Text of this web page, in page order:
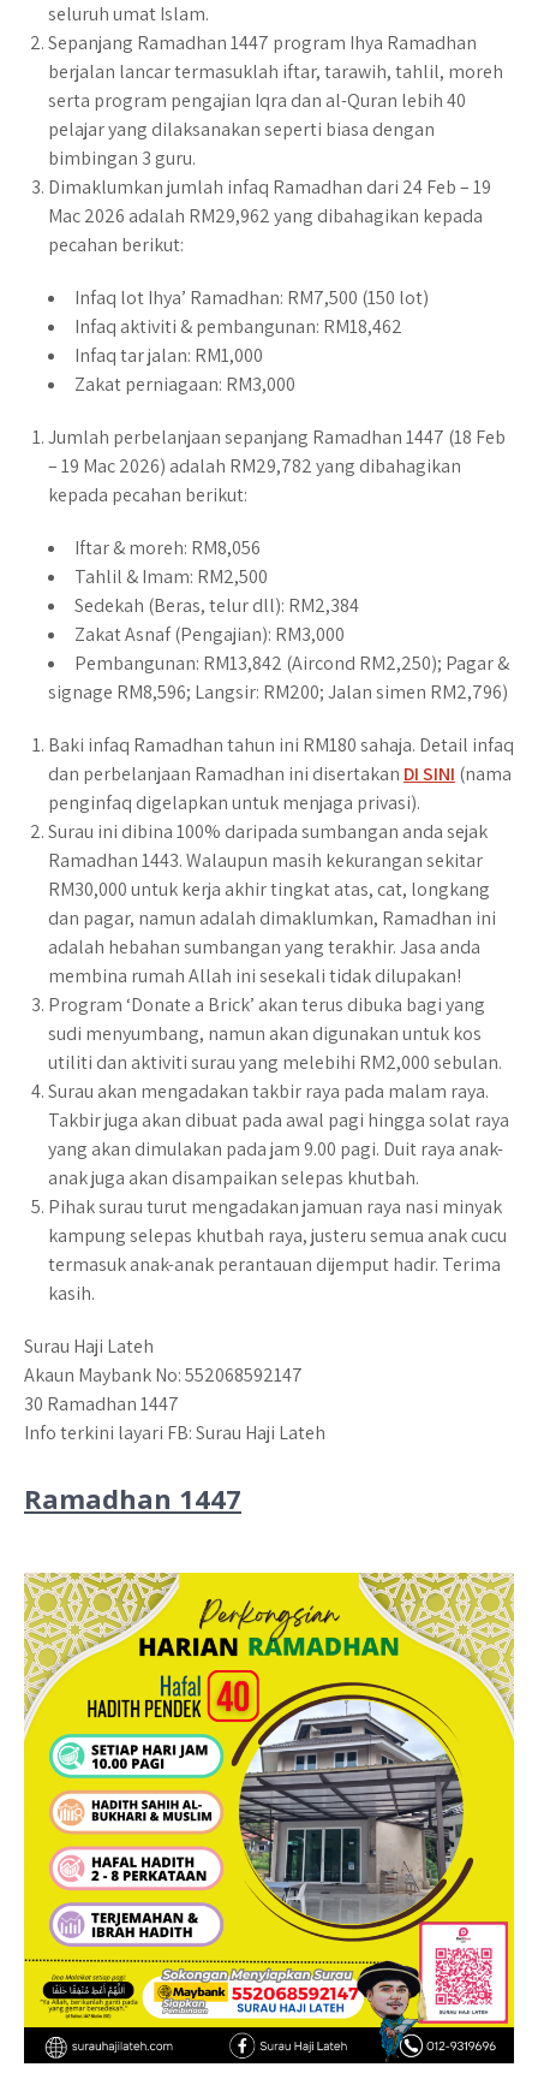
seluruh umat Islam.
Sepanjang Ramadhan 1447 program Ihya Ramadhan
berjalan lancar termasuklah iftar, tarawih, tahlil, moreh
serta program pengajian Iqra dan al-Quran lebih 40
pelajar yang dilaksanakan seperti biasa dengan
bimbingan 3 guru.
Dimaklumkan jumlah infaq Ramadhan dari 24 Feb – 19
Mac 2026 adalah RM29,962 yang dibahagikan kepada
pecahan berikut:
Infaq lot Ihya’ Ramadhan: RM7,500 (150 lot)
Infaq aktiviti & pembangunan: RM18,462
Infaq tar jalan: RM1,000
Zakat perniagaan: RM3,000
Jumlah perbelanjaan sepanjang Ramadhan 1447 (18 Feb
– 19 Mac 2026) adalah RM29,782 yang dibahagikan
kepada pecahan berikut:
Iftar & moreh: RM8,056
Tahlil & Imam: RM2,500
Sedekah (Beras, telur dll): RM2,384
Zakat Asnaf (Pengajian): RM3,000
Pembangunan: RM13,842 (Aircond RM2,250); Pagar &
signage RM8,596; Langsir: RM200; Jalan simen RM2,796)
Baki infaq Ramadhan tahun ini RM180 sahaja. Detail infaq
dan perbelanjaan Ramadhan ini disertakan DI SINI (nama
penginfaq digelapkan untuk menjaga privasi).
Surau ini dibina 100% daripada sumbangan anda sejak
Ramadhan 1443. Walaupun masih kekurangan sekitar
RM30,000 untuk kerja akhir tingkat atas, cat, longkang
dan pagar, namun adalah dimaklumkan, Ramadhan ini
adalah hebahan sumbangan yang terakhir. Jasa anda
membina rumah Allah ini sesekali tidak dilupakan!
Program ‘Donate a Brick’ akan terus dibuka bagi yang
sudi menyumbang, namun akan digunakan untuk kos
utiliti dan aktiviti surau yang melebihi RM2,000 sebulan.
Surau akan mengadakan takbir raya pada malam raya.
Takbir juga akan dibuat pada awal pagi hingga solat raya
yang akan dimulakan pada jam 9.00 pagi. Duit raya anak-
anak juga akan disampaikan selepas khutbah.
Pihak surau turut mengadakan jamuan raya nasi minyak
kampung selepas khutbah raya, justeru semua anak cucu
termasuk anak-anak perantauan dijemput hadir. Terima
kasih.
Surau Haji Lateh
Akaun Maybank No: 552068592147
30 Ramadhan 1447
Info terkini layari FB: Surau Haji Lateh
Ramadhan 1447